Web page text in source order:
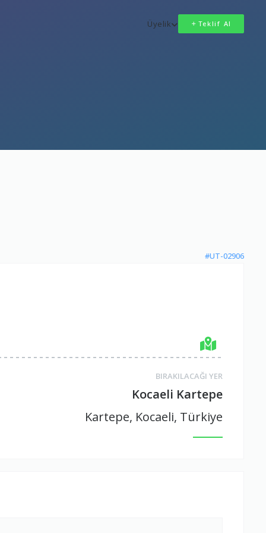
Üyelik Teklif Al
#UT-02906
BIRAKILACAĞI YER
Kocaeli Kartepe
Kartepe, Kocaeli, Türkiye